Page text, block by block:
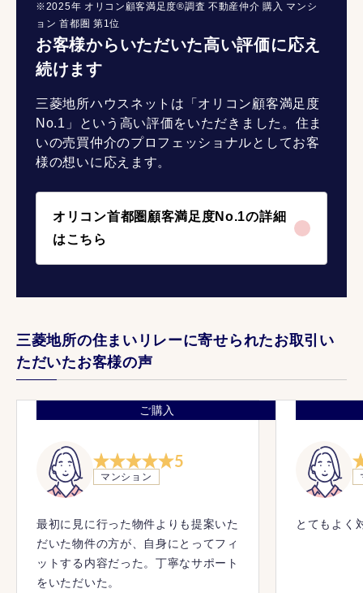
お客様からいただいた高い評価に応え
続けます
三菱地所ハウスネットは「オリコン顧客満足度
No.1」という高い評価をいただきました。住ま
いの売買仲介のプロフェッショナルとしてお客
様の想いに応えます。
オリコン首都圏顧客満足度No.1の詳細
はこちら
※2025年 オリコン顧客満足度®調査 不動産仲介 購入 マンシ
ョン 首都圏 第1位
三菱地所の住まいリレーに寄せられたお取引い
ただいたお客様の声
ご購入
5
マンション
最初に見に行った物件よりも提案いた
だいた物件の方が、自身にとってフィ
ットする内容だった。丁寧なサポート
をいただいた。
とてもよく